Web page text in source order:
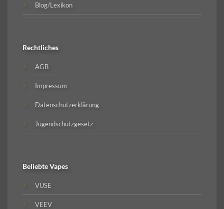
Blog/Lexikon
Rechtliches
AGB
Impressum
Datenschutzerklärung
Jugendschutzgesetz
BeliebteVapes
VUSE
VEEV